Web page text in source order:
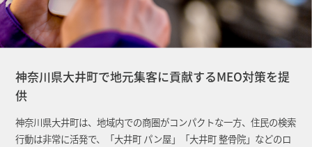
神奈川県大井町で地元集客に貢献するMEO対策を提
供
神奈川県大井町は、地域内での商圏がコンパクトな一方、住民の検索
行動は非常に活発で、「大井町 パン屋」「大井町 整骨院」などのロ